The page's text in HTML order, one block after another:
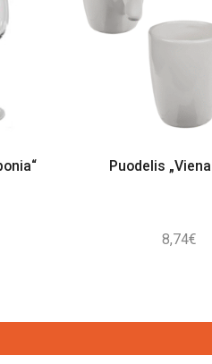
Puodelis
8,74€